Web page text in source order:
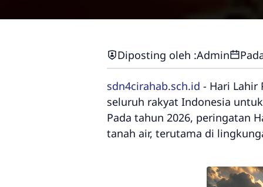
Diposting oleh :Admin
sdn4cirahab.sch.id - Hari Lahir
seluruh rakyat Indonesia
Pada tahun 2026, peringatan
tanah air, terutama di